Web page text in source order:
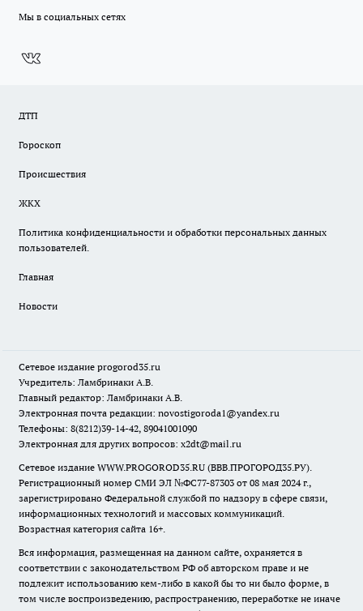
Мы в социальных сетях
ДТП
Гороскоп
Происшествия
ЖКХ
Политика конфиденциальности и обработки персональных данных
пользователей.
Главная
Новости
Сетевое издание progorod35.ru
Учредитель: Ламбринаки А.В.
Главный редактор: Ламбринаки А.В.
Электронная почта редакции: novostigoroda1@yandex.ru
Телефоны: 8(8212)39-14-42, 89041001090
Электронная для других вопросов: x2dt@mail.ru
Сетевое издание WWW.PROGOROD35.RU (ВВВ.ПРОГОРОД35.РУ).
Регистрационный номер СМИ ЭЛ №ФС77-87303 от 08 мая 2024 г.,
зарегистрировано Федеральной службой по надзору в сфере связи,
информационных технологий и массовых коммуникаций.
Возрастная категория сайта 16+.
Вся информация, размещенная на данном сайте, охраняется в
соответствии с законодательством РФ об авторском праве и не
подлежит использованию кем-либо в какой бы то ни было форме, в
том числе воспроизведению, распространению, переработке не иначе